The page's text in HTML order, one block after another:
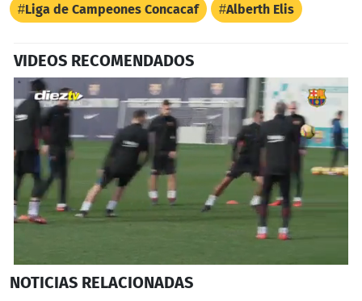
Liga de Campeones Concacaf Alberth Elis
VIDEOS RECOMENDADOS
seconds
NOTICIAS RELACIONADAS